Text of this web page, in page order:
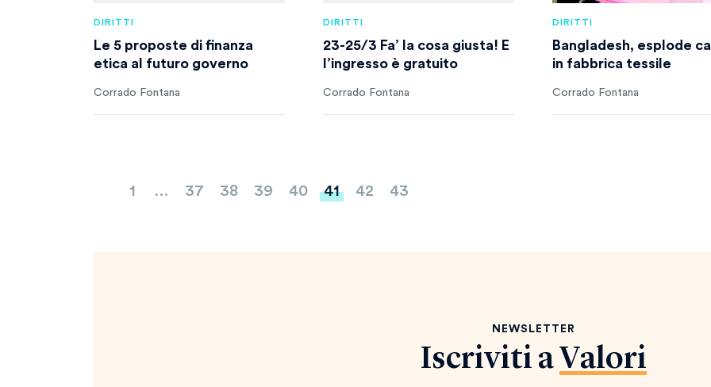
DIRITTI
Le 5 proposte di finanza
etica al futuro governo
Corrado Fontana
DIRITTI
23-25/3 Fa’ la cosa giusta! E
l’ingresso è gratuito
Corrado Fontana
DIRITTI
Bangladesh, esplode
in fabbrica tessile
Corrado Fontana
Paginazione
1 … 37 38 39 40 41 42 43
NEWSLETTER
Iscriviti a Valori